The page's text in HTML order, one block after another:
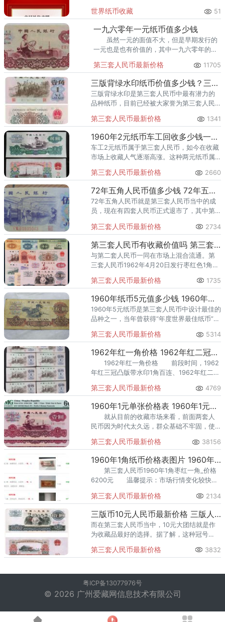
的评级机构，同样可能踩坑。假币入盒、分
数虚高、品相不符、售后无
世界纸币收藏 51
一九六零年一元纸币值多少钱
虽然一元的面值不大，但是早期发行的
一元也是也有价值的，其中一九六零年的一
现在到底值多少钱呢？
第三套人民币最新价格 11705
三版背绿水印纸币价值多少钱？三版背绿水印纸币收藏前景
三版背绿水印是第三套人民币中最有潜力的
品种纸币，目前已经被大家誉为第三套人民
飙升的主要原因，也成就了其第三套人民币
收藏中的“币王”地位。
第三套人民币最新价格 1341
1960年2元纸币车工回收多少钱一张？2元纸币回收价格表
车工2元纸币属于第三套人民币，如今在收藏
市场上收藏人气逐渐高涨。这种两元纸币属
人，因此在钱币收藏界里被叫作车工两元。
第三套人民币最新价格 2660
72年五角人民币值多少钱 72年五角人民币最新报价表
72年五角人民币就是第三套人民币当中的成
员，现在有四套人民币正式退市了，其中第
以很多人都把目光放在了第三套人民币身
上。
第三套人民币最新价格 2734
第三套人民币有收藏价值吗 第三套人民币相关介绍
与第二套人民币一同在市场上混合流通。第
三套人民币1962年4月20日发行枣红色1角纸
38年。
第三套人民币最新价格 1735
1960年纸币5元值多少钱 1960年纸币5元版本介绍
1960年5元纸币是第三套人民币中设计最佳的
品种之一，当年曾获得“年度世界最佳纸币”的
第三套人民币最新价格 5314
1962年红一角价格 1962年红二冠凸1角价格
1962年红一角价格 前段时间，1962
年红三冠凸版带水印1角百连、1962年红二冠
26500元。
第三套人民币最新价格 4769
1960年1元单张价格表 1960年1元纸币值多少钱
就从目前的收藏市场来看，前面两套人
民币因为时代太久远，群众基础不牢固，使
得。
第三套人民币最新价格 38156
1960年1角纸币价格表图片 1960年1角纸币最新拍卖情况
第三套人民币1960年1角枣红一角_价格
6200元 温馨提示：市场行情变化较快，
新的市场行情作为参考的标准。
第三套人民币最新价格 2134
三版币10元人民币最新价格 三版人民币10元珍贵冠号
而在第三套人民币当中，10元大团结就是作
为收藏品最好的选择。据了解，这种冠号
第三套人民币最新价格 3832
粤ICP备13077976号
© 2026 广州爱藏网信息技术有限公司